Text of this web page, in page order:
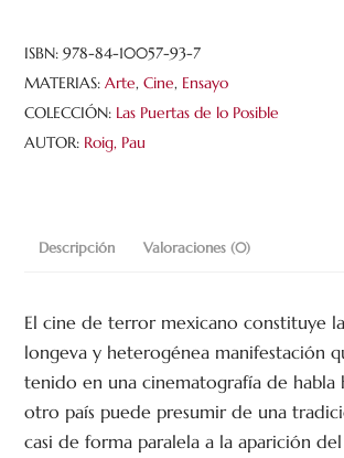
cine
de
terror
mexicano
ISBN:978-84-10057-93-7
MATERIAS:Arte,Cine, Ensayo
COLECCIÓN: Las Puertas de lo Posible
AUTOR: Roig, Pau
Descripción Valoraciones (0)
El cine de terror mexicano constituye
longeva y heterogénea manifestación
tenido en una cinematografía de habla
otro país puede presumir de una
casi de forma paralela a la aparición